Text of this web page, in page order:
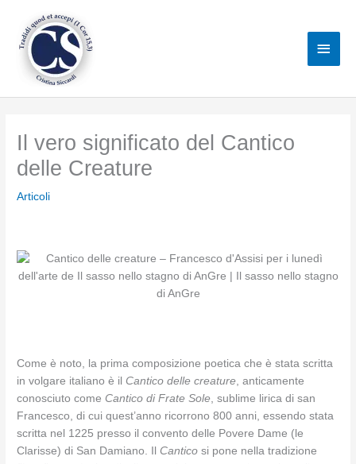
contenuto
Il vero significato del Cantico
delle Creature
Articoli
Come è noto, la prima composizione poetica che è stata scritta
in volgare italiano è il Cantico delle creature , anticamente
conosciuto come Cantico di Frate Sole , sublime lirica di san
Francesco, di cui quest’anno ricorrono 800 anni, essendo stata
scritta nel 1225 presso il convento delle Povere Dame (le
Clarisse) di San Damiano. Il Cantico si pone nella tradizione